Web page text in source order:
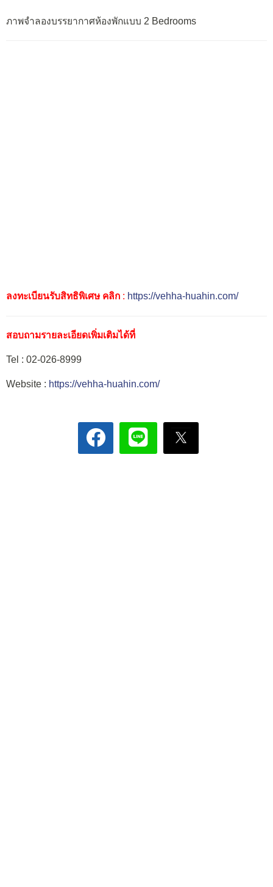
ภาพจำลองบรรยากาศห้องพักแบบ 2 Bedrooms
ลงทะเบียนรับสิทธิพิเศษ คลิก : https://vehha-huahin.com/
สอบถามรายละเอียดเพิ่มเติมได้ที่
Tel : 02-026-8999
Website : https://vehha-huahin.com/